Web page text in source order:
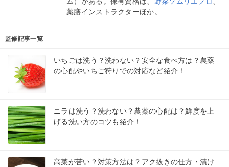
薬膳インストラクターほか。
監修記事一覧
いちごは洗う？洗わない？安全な食べ方は？農薬
の心配やいちご狩りでの対応など紹介！
ニラは洗う？洗わない？農薬の心配は？鮮度を上
げる洗い方のコツも紹介！
高菜が苦い？対策方法は？アク抜きの仕方・漬け